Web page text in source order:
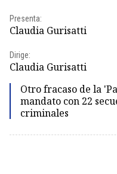
Presenta:
Claudia Gurisatti
Dirige:
Claudia Gurisatti
Otro fracaso de la
mandato con 22
criminales